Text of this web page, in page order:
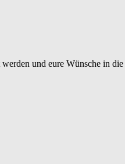
und eure Wünsche in